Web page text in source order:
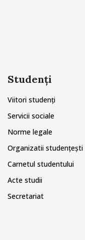
Studenți
Viitori studenți
Servicii sociale
Norme legale
Organizatii studențești
Carnetul studentului
Acte studii
Secretariat